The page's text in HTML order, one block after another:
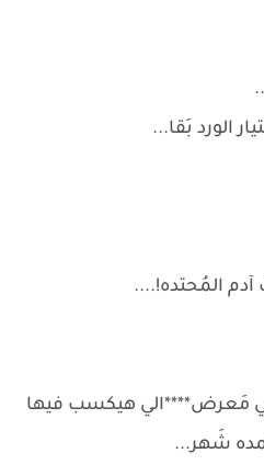
الورد بَقا...
آدم المُحتده!....
مَعرض****الي هيكسب فيها
شَهر...